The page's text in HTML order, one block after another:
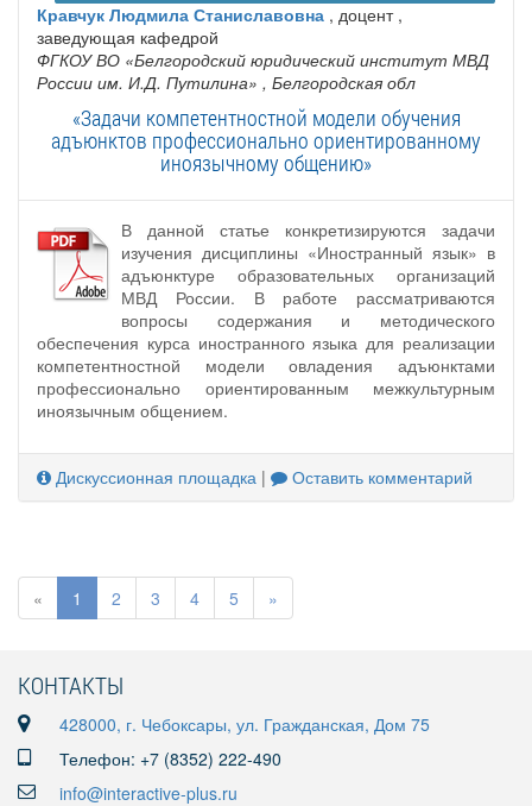
Кравчук Людмила Станиславовна , доцент ,
заведующая кафедрой
ФГКОУ ВО «Белгородский юридический институт МВД
России им. И.Д. Путилина» , Белгородская обл
«Задачи компетентностной модели обучения
адъюнктов профессионально ориентированному
иноязычному общению»
В данной статье конкретизируются задачи
изучения дисциплины «Иностранный язык» в
адъюнктуре образовательных организаций
МВД России. В работе рассматриваются
вопросы содержания и методического
обеспечения курса иностранного языка для реализации
компетентностной модели овладения адъюнктами
профессионально ориентированным межкультурным
иноязычным общением.
Дискуссионная площадка | Оставить комментарий
« 1 2 3 4 5 »
КОНТАКТЫ
428000, г. Чебоксары, ул. Гражданская, Дом 75
Телефон: +7 (8352) 222-490
info@interactive-plus.ru